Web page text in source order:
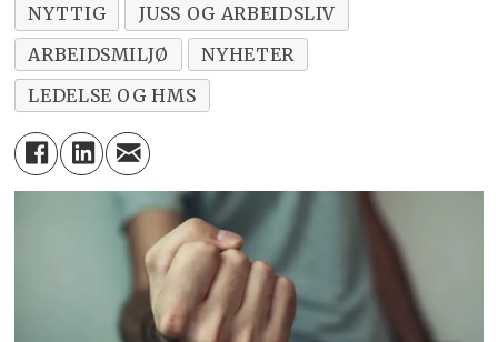
NYTTIG
JUSS OG ARBEIDSLIV
ARBEIDSMILJØ
NYHETER
LEDELSE OG HMS